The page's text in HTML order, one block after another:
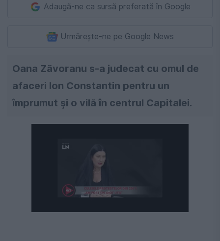
Adaugă-ne ca sursă preferată în Google
Urmărește-ne pe Google News
Oana Zăvoranu s-a judecat cu omul de
afaceri Ion Constantin pentru un
împrumut și o vilă în centrul Capitalei.